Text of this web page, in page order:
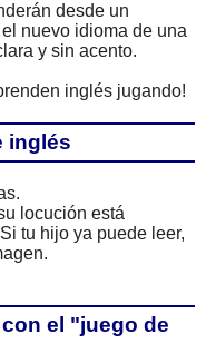
desde un
nuevo idioma de una
y sin acento.
inglés jugando!
inglés
locución está
tu hijo ya puede leer,
el "juego de